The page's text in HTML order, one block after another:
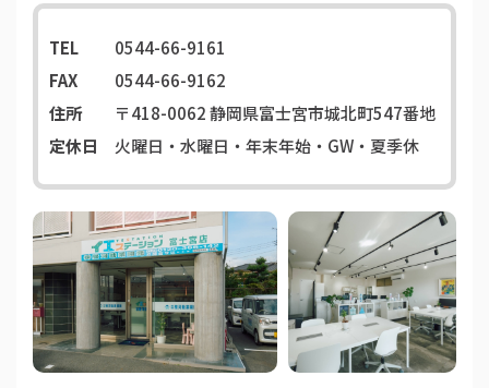
TEL
0544-66-9161
FAX
0544-66-9162
住所
〒418-0062静岡県富士宮市城北町547番地
定休日
火曜日・水曜日・年末年始・GW・夏季休